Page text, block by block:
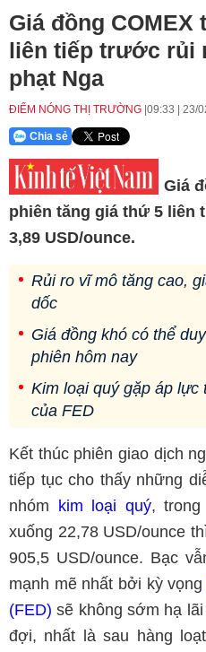
Giá đồng
liên tiếp trước rủi
phạt Nga
ĐIỂM NÓNG THỊ TRƯỜNG 09:33 23/
Chia sẻ
Giá
phiên tăng giá thứ 5 liên
3,89 USD/ounce.
Rủi ro vĩ mô tăng cao,
dốc
Giá đồng khó có thể
phiên hôm nay
Kim loại quý gặp áp lực
của FED
Kết thúc phiên giao dịch
tiếp tục cho thấy những
nhóm
kim loại quý, trong
xuống 22,78 USD/ounce
905,5 USD/ounce. Bạc
mạnh mẽ nhất bởi kỳ vọng
(FED) sẽ không sớm hạ
đợi, nhất là sau hàng